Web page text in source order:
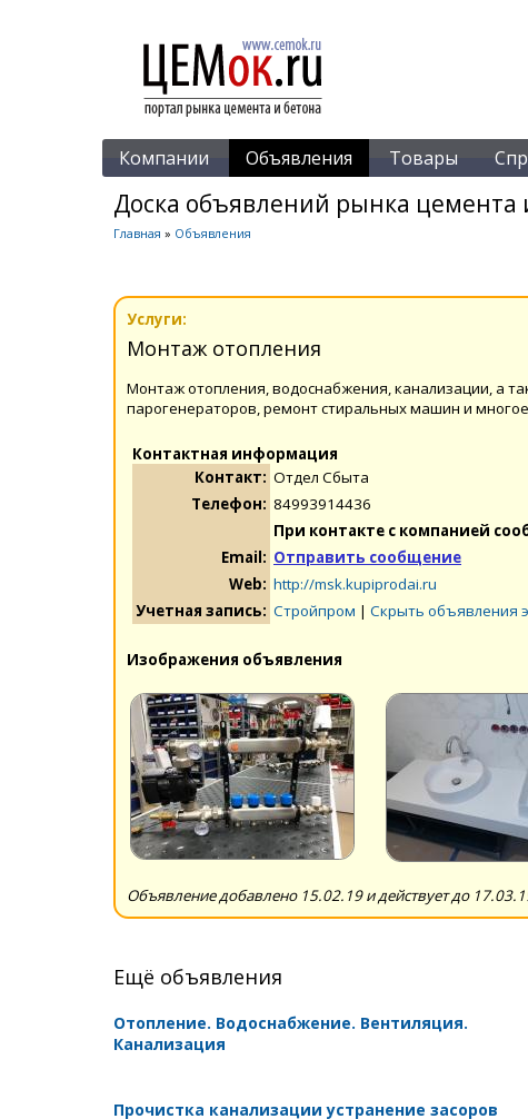
Компании Объявления Товары
Доска объявлений рынка цемента
Главная » Объявления
Услуги:
Монтаж отопления
Монтаж отопления, водоснабжения, канализации, а
парогенераторов, ремонт стиральных машин и
Контактная информация
Контакт: Отдел Сбыта
Телефон: 84993914436
При контакте с компанией
Email: Отправить сообщение
Web: http://msk.kupiprodai.ru
Учетная запись: Стройпром | Скрыть объявления
Изображения объявления
Объявление добавлено 15.02.19 и действует до
Ещё объявления
Отопление. Водоснабжение. Вентиляция.
Канализация
Прочистка канализации устранение засоров